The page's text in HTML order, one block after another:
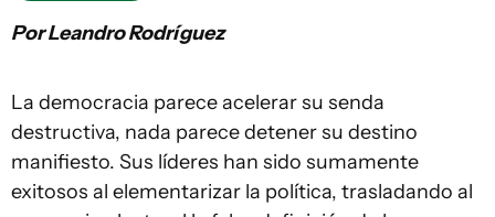
Por Leandro Rodríguez
La democracia parece acelerar su senda
destructiva, nada parece detener su destino
manifiesto. Sus líderes han sido sumamente
exitosos al elementarizar la política, trasladando al